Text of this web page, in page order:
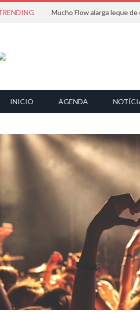
INICIO AGENDA